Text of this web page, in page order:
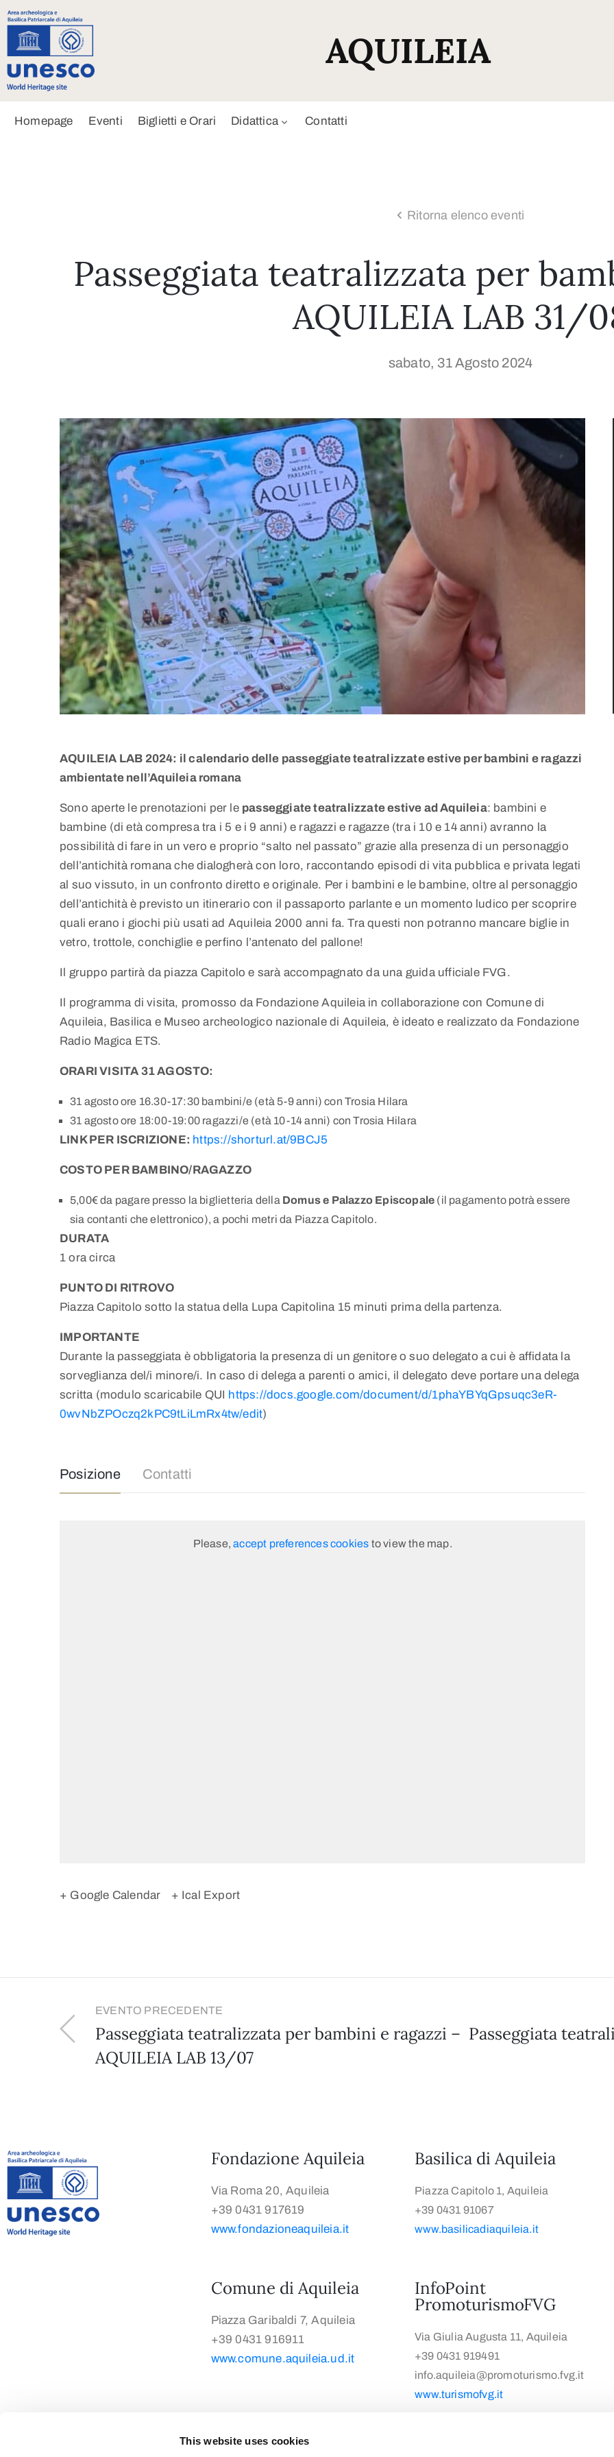
This website uses cookies
AQUILEIA
Homepage Eventi Biglietti e Orari Didattica Contatti
Ritorna elenco eventi
Passeggiata teatralizzata per
AQUILEIA LAB 31/
sabato, 31 Agosto 2024
AQUILEIA LAB 2024: il calendario delle passeggiate teatralizzate estive per bambini e ragazzi
ambientate nell’Aquileia romana
Sono aperte le prenotazioni per le passeggiate teatralizzate estive ad Aquileia: bambini e
bambine (di età compresa tra i 5 e i 9 anni) e ragazzi e ragazze (tra i 10 e 14 anni) avranno la
possibilità di fare in un vero e proprio “salto nel passato” grazie alla presenza di un personaggio
dell’antichità romana che dialogherà con loro, raccontando episodi di vita pubblica e privata legati
al suo vissuto, in un confronto diretto e originale. Per i bambini e le bambine, oltre al personaggio
dell’antichità è previsto un itinerario con il passaporto parlante e un momento ludico per scoprire
quali erano i giochi più usati ad Aquileia 2000 anni fa. Tra questi non potranno mancare biglie in
vetro, trottole, conchiglie e perfino l’antenato del pallone!
Il gruppo partirà da piazza Capitolo e sarà accompagnato da una guida ufficiale FVG.
Il programma di visita, promosso da Fondazione Aquileia in collaborazione con Comune di
Aquileia, Basilica e Museo archeologico nazionale di Aquileia, è ideato e realizzato da Fondazione
Radio Magica ETS.
ORARI VISITA 31 AGOSTO:
31 agosto ore 16.30-17:30 bambini/e (età 5-9 anni) con Trosia Hilara
31 agosto ore 18:00-19:00 ragazzi/e (età 10-14 anni) con Trosia Hilara
LINK PER ISCRIZIONE: https://shorturl.at/9BCJ5
COSTO PER BAMBINO/RAGAZZO
5,00€ da pagare presso la biglietteria della Domus e Palazzo Episcopale (il pagamento potrà essere
sia contanti che elettronico), a pochi metri da Piazza Capitolo.
DURATA
1 ora circa
PUNTO DI RITROVO
Piazza Capitolo sotto la statua della Lupa Capitolina 15 minuti prima della partenza.
IMPORTANTE
Durante la passeggiata è obbligatoria la presenza di un genitore o suo delegato a cui è affidata la
sorveglianza del/i minore/i. In caso di delega a parenti o amici, il delegato deve portare una delega
scritta (modulo scaricabile QUI https://docs.google.com/document/d/1phaYBYqGpsuqc3eR-
0wvNbZPOczq2kPC9tLiLmRx4tw/edit)
Posizione Contatti
Please,accept preferences cookies to view the map.
+ Google Calendar + Ical Export
EVENTO PRECEDENTE
Passeggiata teatralizzata per bambini e ragazzi –
AQUILEIA LAB 13/07
Passeggiata
Fondazione Aquileia
Via Roma 20, Aquileia
+39 0431 917619
www.fondazioneaquileia.it
Basilica di Aquileia
Piazza Capitolo 1, Aquileia
+39 0431 91067
www.basilicadiaquileia.it
Comune di Aquileia
Piazza Garibaldi 7, Aquileia
+39 0431 916911
www.comune.aquileia.ud.it
InfoPoint
PromoturismoFVG
Via Giulia Augusta 11, Aquileia
+39 0431 919491
info.aquileia@promoturismo.fvg.it
www.turismofvg.it